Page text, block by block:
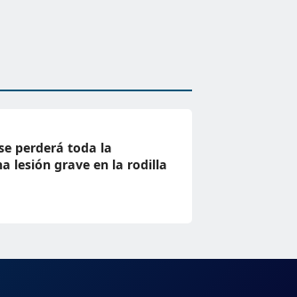
perderá toda la
lesión grave en la rodilla